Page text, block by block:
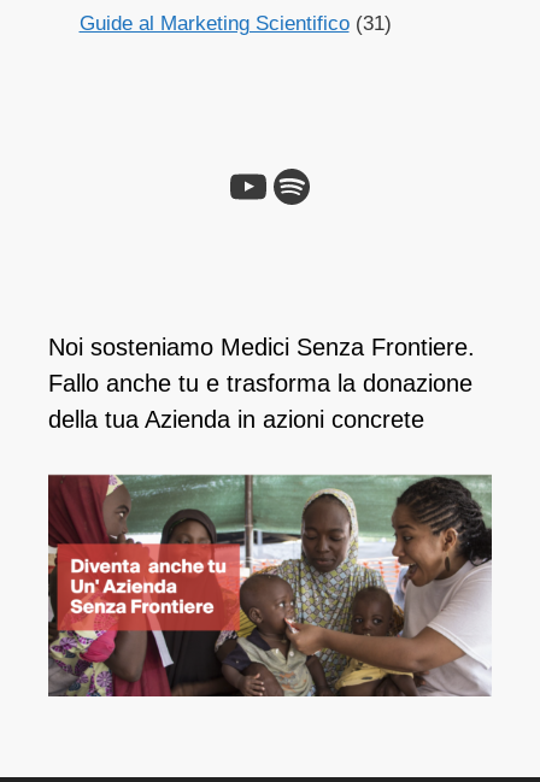
Guide al Marketing Scientifico(31)
YouTube
Spotify
Noi sosteniamo Medici Senza Frontiere.
Fallo anche tu e ​trasforma la donazione
della tua Azienda in azioni concrete